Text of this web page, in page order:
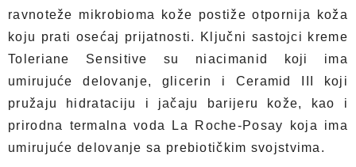
ravnoteže mikrobioma kože postiže otpornija koža
koju prati osećaj prijatnosti. Ključni sastojci kreme
Toleriane Sensitive su niacimanid koji ima
umirujuće delovanje, glicerin i Ceramid III koji
pružaju hidrataciju i jačaju barijeru kože, kao i
prirodna termalna voda La Roche-Posay koja ima
umirujuće delovanje sa prebiotičkim svojstvima.